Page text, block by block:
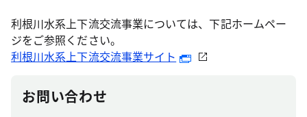
利根川水系上下流交流事業については、下記ホームペー
ジをご参照ください。
利根川水系上下流交流事業サイト
お問い合わせ